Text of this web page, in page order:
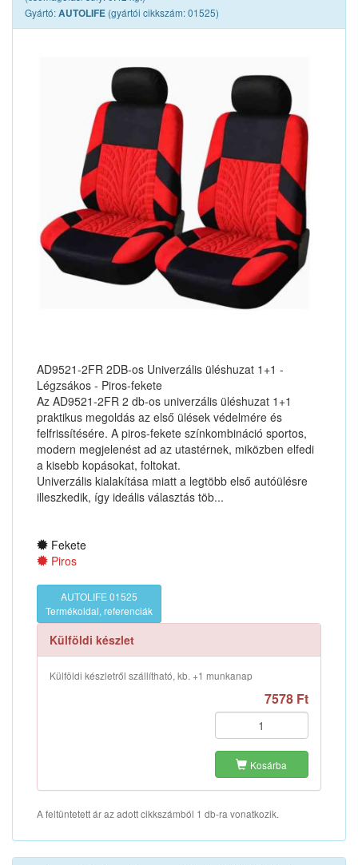
Gyártó:AUTOLIFE (gyártói cikkszám: 01525)
AD9521-2FR 2DB-os Univerzális üléshuzat 1+1 -
Légzsákos - Piros-fekete
Az AD9521-2FR 2 db-os univerzális üléshuzat 1+1
praktikus megoldás az első ülések védelmére és
felfrissítésére. A piros-fekete színkombináció sportos,
modern megjelenést ad az utastérnek, miközben elfedi
a kisebb kopásokat, foltokat.
Univerzális kialakítása miatt a legtöbb első autóülésre
illeszkedik, így ideális választás töb...
Fekete
Piros
AUTOLIFE 01525
Termékoldal, referenciák
Külföldi készlet
Külföldi készletről szállítható, kb. +1 munkanap
7578 Ft
Kosárba
A feltüntetett ár az adott cikkszámból 1 db-ra vonatkozik.